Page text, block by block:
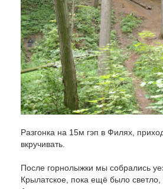
Разгонка на 15м гэп в Филях,
вкручивать.
После горнолыжки мы собрались
Крылатское, пока ещё было светло,